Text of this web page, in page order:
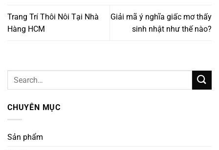
Trang Trí Thôi Nôi Tại Nhà
Hàng HCM
Giải mã ý nghĩa giấc mơ thấy
sinh nhật như thế nào?
CHUYÊN MỤC
Sản phẩm